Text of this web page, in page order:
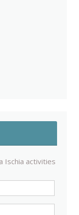
Ischia activities